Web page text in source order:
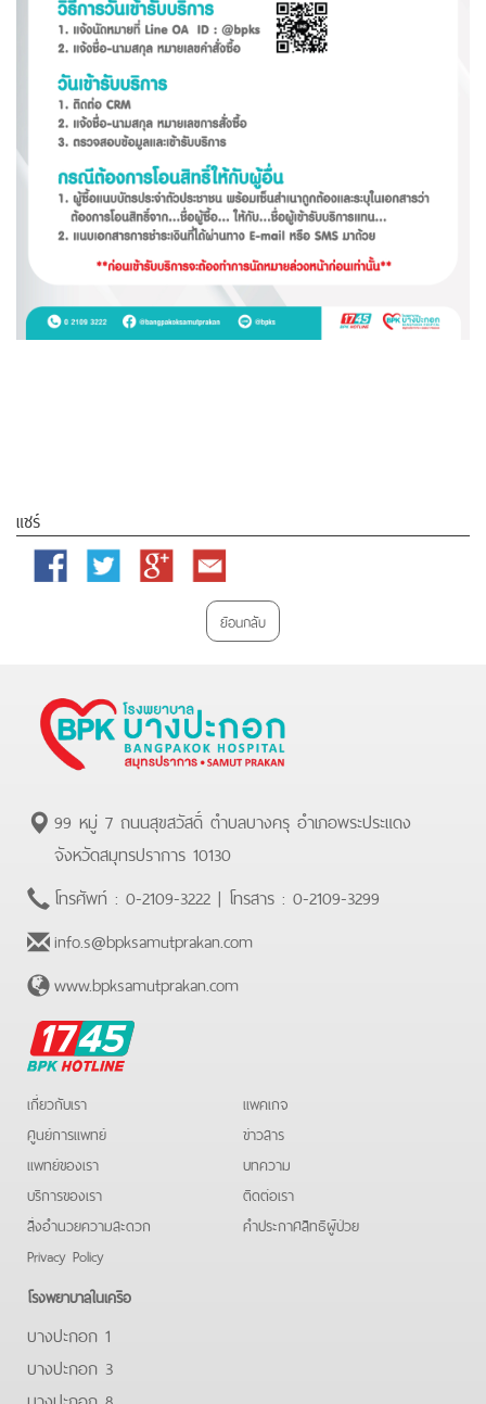
แชร์
Facebook Twitter
Google
Email
ย้อนกลับ
99 หมู่ 7 ถนนสุขสวัสดิ์ ตำบลบางครุ อำเภอพระประแดง
จังหวัดสมุทรปราการ 10130
โทรศัพท์ : 0-2109-3222 | โทรสาร : 0-2109-3299
info.s@bpksamutprakan.com
www.bpksamutprakan.com
BPK
Hotline
เกี่ยวกับเรา
ศูนย์การแพทย์
แพทย์ของเรา
บริการของเรา
สิ่งอำนวยความสะดวก
Privacy Policy
แพคเกจ
ข่าวสาร
บทความ
ติดต่อเรา
คําประกาศสิทธิผู้ป่วย
โรงพยาบาลในเครือ
บางปะกอก 1
บางปะกอก 3